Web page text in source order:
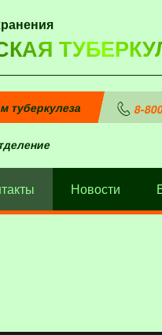
туберкулеза 8-
Новости